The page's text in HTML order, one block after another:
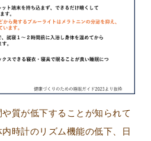
質が低下することが知られて
時計のリズム機能の低下、日